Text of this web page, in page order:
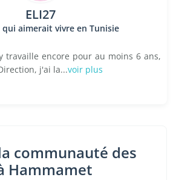
ELI27
qui aimerait vivre en Tunisie
travaille encore pour au moins 6 ans,
j'ai la...voir plus
communauté des
Hammamet